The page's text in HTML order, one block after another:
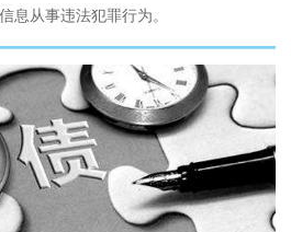
息从事违法犯罪行为。